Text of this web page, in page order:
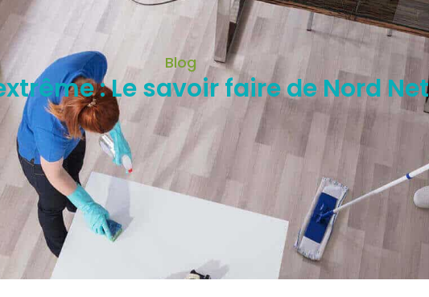
Blog
: Le savoir faire de Nord